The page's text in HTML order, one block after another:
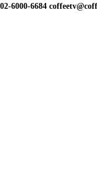
02-6000-6684